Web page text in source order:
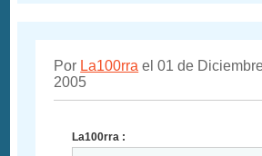
Por La100rra el 01 de
2005
La100rra :